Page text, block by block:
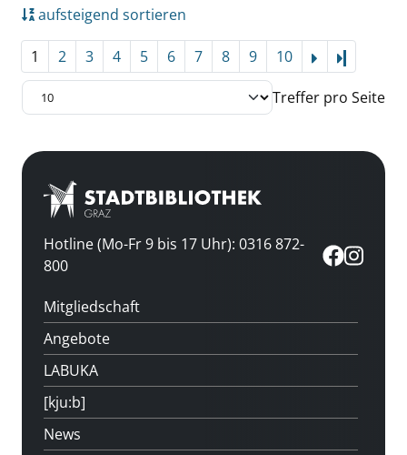
aufsteigend sortieren
1 2 3 4 5 6 7 8 9 10
Treffer pro Seite
Hotline (Mo-Fr 9 bis 17 Uhr): 0316 872-
800
Mitgliedschaft
Angebote
LABUKA
[kju:b]
News